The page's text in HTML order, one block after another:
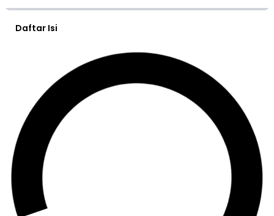
Daftar Isi